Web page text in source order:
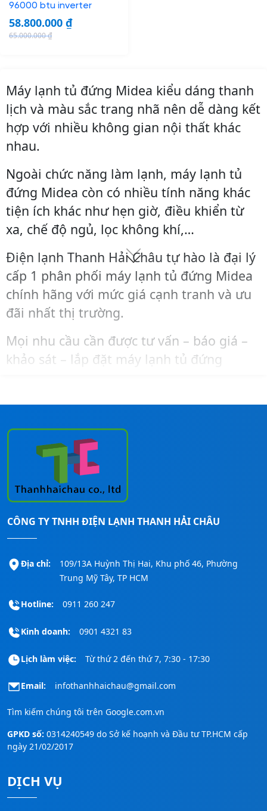
96000 btu inverter
65.000.000₫
g
i
n
a
l
r
i
c
e
w
s
:
6
.
0
0
0
0
58.800.000 ₫
r
e
n
t
p
i
c
e
i
s
5
8
.
0
0
.
0
.
Máy lạnh tủ đứng Midea kiểu dáng thanh
lịch và màu sắc trang nhã nên dễ dàng kết
hợp với nhiều không gian nội thất khác
nhau.
Ngoài chức năng làm lạnh, máy lạnh tủ
đứng Midea còn có nhiều tính năng khác
tiện ích khác như hẹn giờ, điều khiển từ
xa, chế độ ngủ, lọc không khí,…
Điện lạnh Thanh Hải Châu tự hào là đại lý
cấp 1 phân phối máy lạnh tủ đứng Midea
chính hãng với mức giá cạnh tranh và ưu
đãi nhất thị trường.
Mọi nhu cầu cần được tư vấn – báo giá –
khảo sát – lắp đặt máy lạnh tủ đứng
CÔNG TY TNHH ĐIỆN LẠNH THANH HẢI CHÂU
Địa chỉ:
109/13A Huỳnh Thị Hai, Khu phố 46, Phường
Trung Mỹ Tây, TP HCM
Hotline: 0911 260 247
Kinh doanh: 0901 4321 83
Lịch làm việc: Từ thứ 2 đến thứ 7, 7:30 - 17:30
Email: infothanhhaichau@gmail.com
Tìm kiếm chúng tôi trên Google.com.vn
GPKD số: 0314240549 do Sở kế hoạnh và Đầu tư TP.HCM cấp
ngày 21/02/2017
DỊCH VỤ